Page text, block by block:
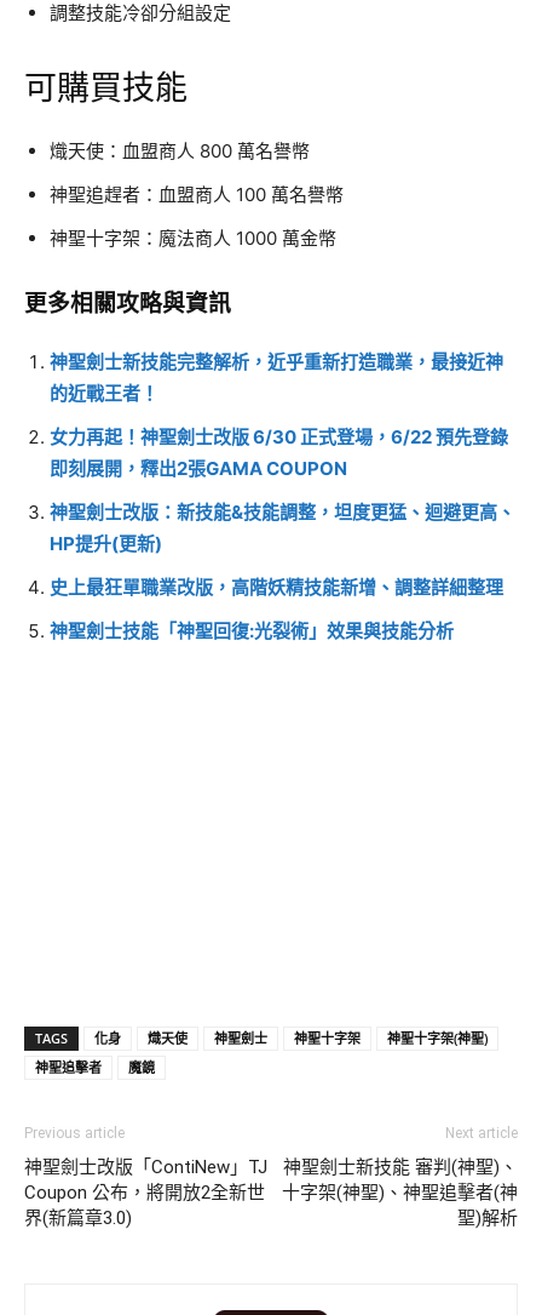
調整技能冷卻分組設定
可購買技能
熾天使：血盟商人 800 萬名譽幣
神聖追趕者：血盟商人 100 萬名譽幣
神聖十字架：魔法商人 1000 萬金幣
更多相關攻略與資訊
神聖劍士新技能完整解析，近乎重新打造職業，最接近神
的近戰王者！
女力再起！神聖劍士改版 6/30 正式登場，6/22 預先登錄
即刻展開，釋出2張GAMA COUPON
神聖劍士改版：新技能&技能調整，坦度更猛、迴避更高、
HP提升(更新)
史上最狂單職業改版，高階妖精技能新增、調整詳細整理
神聖劍士技能「神聖回復:光裂術」效果與技能分析
TAGS 化身 熾天使 神聖劍士 神聖十字架
神聖十字架(神聖)
神聖追擊者
魔鏡
Previous article
神聖劍士改版「ContiNew」TJ
Coupon 公布，將開放2全新世
界(新篇章3.0)
Next article
神聖劍士新技能 審判(神聖)、
十字架(神聖)、神聖追擊者(神
聖)解析